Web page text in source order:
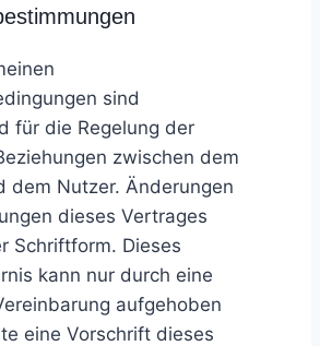
sind
für die Regelung der
zwischen dem
dem Nutzer. Änderungen
dieses Vertrages
Schriftform. Dieses
kann nur durch eine
aufgehoben
eine Vorschrift dieses